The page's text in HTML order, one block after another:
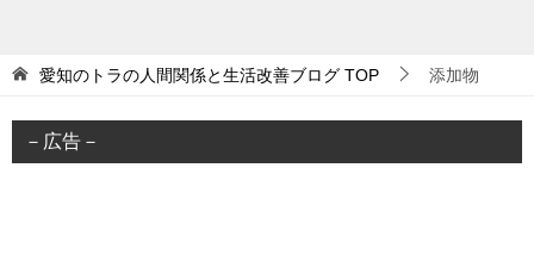
愛知のトラの人間関係と生活改善ブログ TOP 添加物
－広告－